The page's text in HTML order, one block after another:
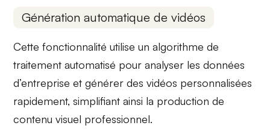
Génération automatique de vidéos
Cette fonctionnalité utilise unalgorithme de
traitement automatisé pour analyser lesdonnées
d’entreprise et générer des vidéos personnalisées
rapidement, simplifiant ainsi la production de
contenu visuel professionnel.